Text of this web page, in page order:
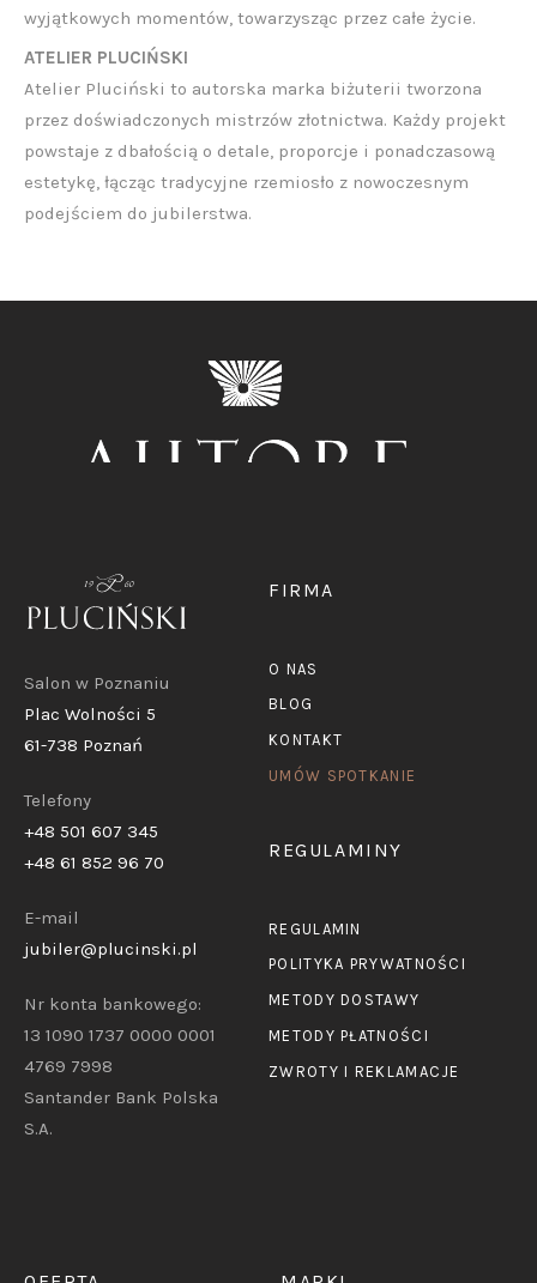
wyjątkowych momentów, towarzysząc przez całe życie.
ATELIER PLUCIŃSKI
Atelier Pluciński to autorska marka biżuterii tworzona
przez doświadczonych mistrzów złotnictwa. Każdy projekt
powstaje z dbałością o detale, proporcje i ponadczasową
estetykę, łącząc tradycyjne rzemiosło z nowoczesnym
podejściem do jubilerstwa.
Salon w Poznaniu
Plac Wolności 5
61-738 Poznań
Telefony
+48 501 607 345
+48 61 852 96 70
E-mail
jubiler@plucinski.pl
Nr konta bankowego:
13 1090 1737 0000 0001
4769 7998
Santander Bank Polska
S.A.
FIRMA
O NAS
BLOG
KONTAKT
UMÓW SPOTKANIE
REGULAMINY
REGULAMIN
POLITYKA PRYWATNOŚCI
METODY DOSTAWY
METODY PŁATNOŚCI
ZWROTY I REKLAMACJE